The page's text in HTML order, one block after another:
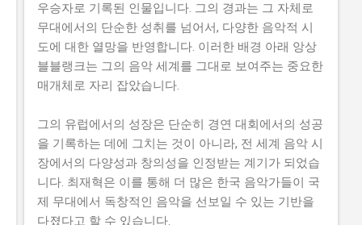
우승자로 기록된 인물입니다. 그의 경과는 그 자체로
무대에서의 단순한 성취를 넘어서, 다양한 음악적 시
도에 대한 열망을 반영합니다. 이러한 배경 아래 앙상
블블랭크는 그의 음악 세계를 그대로 보여주는 중요한
매개체로 자리 잡았습니다.
그의 유럽에서의 성장은 단순히 경연 대회에서의 성공
을 기록하는 데에 그치는 것이 아니라, 전 세계 음악 시
장에서의 다양성과 창의성을 인정받는 계기가 되었습
니다. 최재혁은 이를 통해 더 많은 한국 음악가들이 국
제 무대에서 독창적인 음악을 선보일 수 있는 기반을
다졌다고 할 수 있습니다.